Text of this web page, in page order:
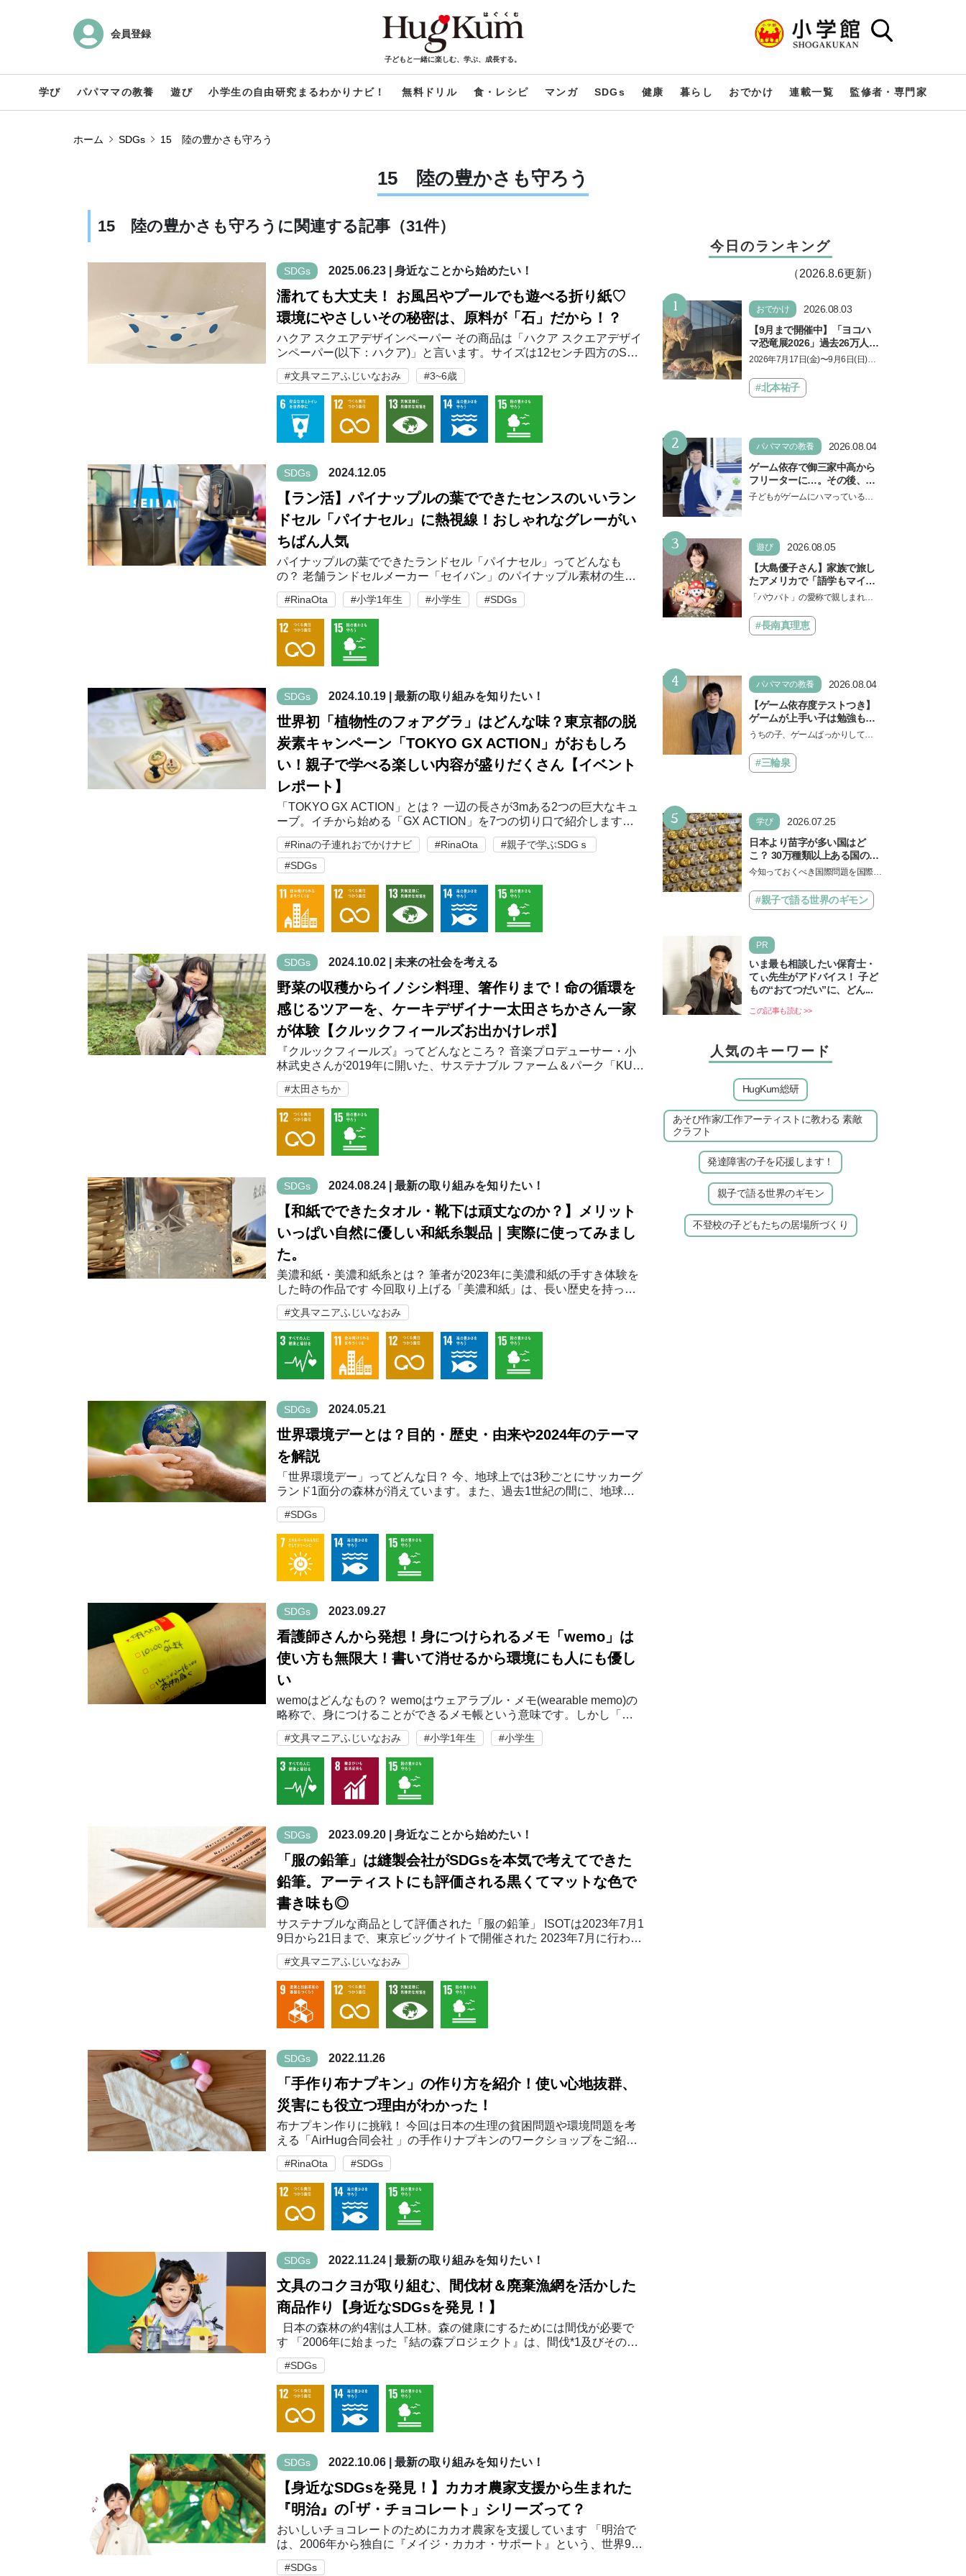
会員登録
子どもと一緒に楽しむ、学ぶ、成長する。
学び パパママの教養 遊び 小学生の自由研究まるわかりナビ！ 無料ドリル 食・レシピ マンガ SDGs 健康 暮らし おでかけ 連載一覧 監修者・専門家
ホーム SDGs 15 陸の豊かさも守ろう
15 陸の豊かさも守ろう
15 陸の豊かさも守ろうに関連する記事（31件）
SDGs 2025.06.23| 身近なことから始めたい！
濡れても大丈夫！ お風呂やプールでも遊べる折り紙♡
環境にやさしいその秘密は、原料が「石」だから！？
ハクア スクエアデザインペーパー その商品は「ハクア スクエアデザイ
ンペーパー(以下：ハクア)」と言います。サイズは12センチ四方のSサ
イズ・15センチ四方のMサイズ(一般的なおりがみと同じ大きさです)・
18センチ四方のLサイズの3種類が発…
#文具マニアふじいなおみ #3~6歳
SDGs 2024.12.05
【ラン活】パイナップルの葉でできたセンスのいいラン
ドセル「パイナセル」に熱視線！おしゃれなグレーがい
ちばん人気
パイナップルの葉でできたランドセル「パイナセル」ってどんなも
の？ 老舗ランドセルメーカー「セイバン」のパイナップル素材の生地
を使用した「パイナセル」。 年中・年長のお子さんを持つご家庭で
は、“ラン活”（ランドセルを購入するための活動）も一つ…
#RinaOta #小学1年生 #小学生 #SDGs
SDGs 2024.10.19| 最新の取り組みを知りたい！
世界初「植物性のフォアグラ」はどんな味？東京都の脱
炭素キャンペーン「TOKYO GX ACTION」がおもしろ
い！親子で学べる楽しい内容が盛りだくさん【イベント
レポート】
「TOKYO GX ACTION」とは？ 一辺の長さが3mある2つの巨大なキュ
ーブ。イチから始める「GX ACTION」を7つの切り口で紹介します。
東京都は、2030年のカーボンハーフ、2050年のカーボンニュートラル
の実現に向け、化石燃…
#Rinaの子連れおでかけナビ #RinaOta
#親子で学ぶSDGｓ
#SDGs
SDGs 2024.10.02| 未来の社会を考える
野菜の収穫からイノシシ料理、箸作りまで！命の循環を
感じるツアーを、ケーキデザイナー太田さちかさん一家
が体験【クルックフィールズお出かけレポ】
『クルックフィールズ』ってどんなところ？ 音楽プロデューサー・小
林武史さんが2019年に開いた、サステナブル ファーム＆パーク「KUR
KKU FIELDS（クルックフィールズ）」。 千葉県木更津の広大なスペ
ースで、「農」と「食」「自然の循環…
#太田さちか
SDGs 2024.08.24| 最新の取り組みを知りたい！
【和紙でできたタオル・靴下は頑丈なのか？】メリット
いっぱい自然に優しい和紙糸製品｜実際に使ってみまし
た。
美濃和紙・美濃和紙糸とは？ 筆者が2023年に美濃和紙の手すき体験を
した時の作品です 今回取り上げる「美濃和紙」は、長い歴史を持って
おり、西暦702年の美濃国の戸籍用紙が正倉院に残っています。 現在で
は材料・道具・製法も多岐に渡るため、美濃…
#文具マニアふじいなおみ
SDGs 2024.05.21
世界環境デーとは？目的・歴史・由来や2024年のテーマ
を解説
「世界環境デー」ってどんな日？ 今、地球上では3秒ごとにサッカーグ
ランド1面分の森林が消えています。また、過去1世紀の間に、地球の
湿地の半分が失われました。さらに、年々温暖化が進み、サンゴ礁の
約50％が死滅するなど、環境や生態系の破壊と喪失…
#SDGs
SDGs 2023.09.27
看護師さんから発想！身につけられるメモ「wemo」は
使い方も無限大！書いて消せるから環境にも人にも優し
い
wemoはどんなもの？ wemoはウェアラブル・メモ(wearable memo)の
略称で、身につけることができるメモ帳という意味です。しかし「身
につけるメモ帳」と聞いてもきっとピンとこないのではないでしょう
か？ きっかけは看護師さん 不要…
#文具マニアふじいなおみ #小学1年生 #小学生
SDGs 2023.09.20| 身近なことから始めたい！
「服の鉛筆」は縫製会社がSDGsを本気で考えてできた
鉛筆。アーティストにも評価される黒くてマットな色で
書き味も◎
サステナブルな商品として評価された「服の鉛筆」 ISOTは2023年7月1
9日から21日まで、東京ビッグサイトで開催された 2023年7月に行われ
たISOT(国際文具・紙製品展)で発表された「日本文具大賞」。「服の鉛
筆」は新設されたサステナ…
#文具マニアふじいなおみ
SDGs 2022.11.26
「手作り布ナプキン」の作り方を紹介！使い心地抜群、
災害にも役立つ理由がわかった！
布ナプキン作りに挑戦！ 今回は日本の生理の貧困問題や環境問題を考
える「AirHug合同会社 」の手作りナプキンのワークショップをご紹介
したいと思います。 今回のワークショップで使う「手作り布ナプキン
セット」の中身は、ナプキンに使うハンカチ一…
#RinaOta #SDGs
SDGs 2022.11.24| 最新の取り組みを知りたい！
文具のコクヨが取り組む、間伐材＆廃棄漁網を活かした
商品作り【身近なSDGsを発見！】
日本の森林の約4割は人工林。森の健康にするためには間伐が必要で
す 「2006年に始まった『結の森プロジェクト』は、間伐*1及びその間
伐材の利用を目指した森林保全活動です。 日本の森林の約４割は、木
材として使うために育てられてき…
#SDGs
SDGs 2022.10.06| 最新の取り組みを知りたい！
【身近なSDGsを発見！】カカオ農家支援から生まれた
『明治』の｢ザ・チョコレート」シリーズって？
おいしいチョコレートのためにカカオ農家を支援しています 「明治で
は、2006年から独自に『メイジ・カカオ・サポート』という、世界9か
国＊のカカオ農家などへの支援を行っています。 具体的には苗木や肥
料、発酵箱などの寄贈や、栽培や発酵法の指導な…
#SDGs
今日のランキング
（2026.8.6更新）
1 おでかけ
2026.08.03
【9月まで開催中】「ヨコハ
マ恐竜展2026」過去26万人を
動員した恐竜展が9年ぶりに
しむポイントを完全ガイド
2026年7月17日(金)〜9月6日(日)、
「ヨコハマ恐竜展2026〜恐竜の食
卓大図鑑〜」が開催…
#北本祐子
2 パパママの教養
2026.08.04
ゲーム依存で御三家中高から
フリーターに…。その後、医
学部へ逆転合格した現役医師
子どもがゲームにハマっている
3 遊び
2026.08.05
【大島優子さん】家族で旅し
たアメリカで「語学もマイン
ドも！ 子どもの成長はすごか
『パウ・パトロール ザ・ダイ
ノ・ムービー』ではあきらめ
「パウパト」の愛称で親しまれる
の劇場版シリーズ第3弾、映画『パ
ウ・パトロール ザ…
#長南真理恵
4 パパママの教養
2026.08.04
【ゲーム依存度テストつき】
ゲームが上手い子は勉強もで
きる？御三家中高卒でゲーマ
えるゲームしながら受験で勝
つためのメソッド
うちの子、ゲームばっかりしてい
言し、子どもとトラブルになる家
庭は多いもの。でも…
#三輪泉
5 学び
2026.07.25
日本より苗字が多い国はど
こ？ 30万種類以上ある国の理
由とは【親子で語る国際問
今知っておくべき国際問題を国際政
る「親子で語る国際問題」。今回
は、苗字の種類…
#親子で語る世界のギモン
PR
いま最も相談したい保育士・
てぃ先生がアドバイス！ 子ど
もの“おてつだい”に、どん...
この記事も読む >>
人気のキーワード
HugKum総研
あそび作家/工作アーティストに教わる 素敵
クラフト
発達障害の子を応援します！
親子で語る世界のギモン
不登校の子どもたちの居場所づくり